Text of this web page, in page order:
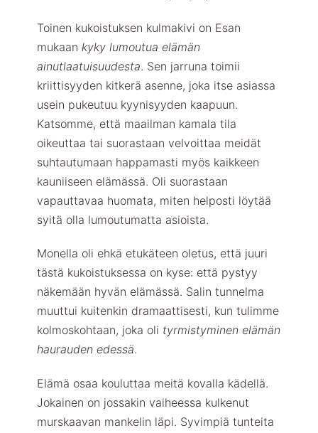
Toinen kukoistuksen kulmakivi on Esan
mukaankyky lumoutua elämän
ainutlaatuisuudesta. Sen jarruna toimii
kriittisyyden kitkerä asenne, joka itse asiassa
usein pukeutuu kyynisyyden kaapuun.
Katsomme, että maailman kamala tila
oikeuttaa tai suorastaan velvoittaa meidät
suhtautumaan happamasti myös kaikkeen
kauniiseen elämässä. Oli suorastaan
vapauttavaa huomata, miten helposti löytää
syitä olla lumoutumatta asioista.
Monella oli ehkä etukäteen oletus, että juuri
tästä kukoistuksessa on kyse: että pystyy
näkemään hyvän elämässä. Salin tunnelma
muuttui kuitenkin dramaattisesti, kun tulimme
kolmoskohtaan, joka oli tyrmistyminen elämän
haurauden edessä.
Elämä osaa kouluttaa meitä kovalla kädellä.
Jokainen on jossakin vaiheessa kulkenut
murskaavan mankelin läpi. Syvimpiä tunteita